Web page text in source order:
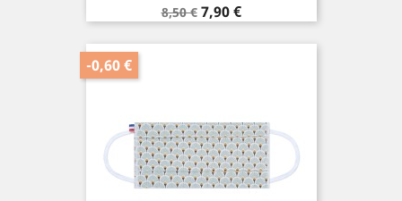
Prix
de
base
8,50 € Prix
7,90 €
-0,60 €